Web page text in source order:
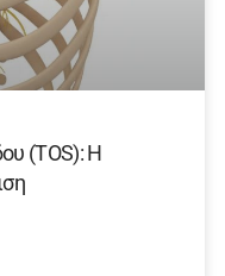
(TOS): Η